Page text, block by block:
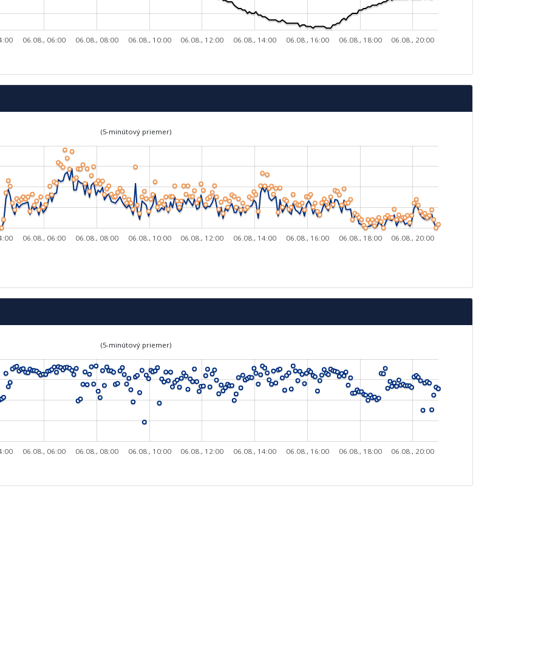
06.08., 06:00 06.08., 08:00 06.08., 10:00 06.08., 12:00 06.08., 14:00 06.08., 16:00 06.08., 18:00 06.08., 20:00
(5-minútový priemer)
06.08., 06:00 06.08., 08:00 06.08., 10:00 06.08., 12:00 06.08., 14:00 06.08., 16:00 06.08., 18:00 06.08., 20:00
(5-minútový priemer)
06.08., 06:00 06.08., 08:00 06.08., 10:00 06.08., 12:00 06.08., 14:00 06.08., 16:00 06.08., 18:00 06.08., 20:00